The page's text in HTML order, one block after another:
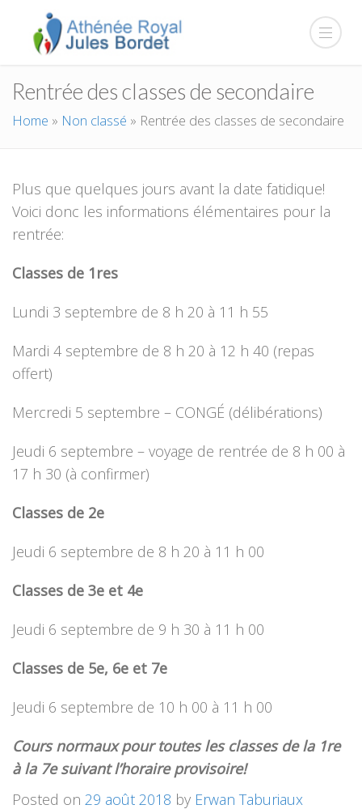
Rentrée des classes de secondaire
Home » Non classé » Rentrée des classes de secondaire
Plus que quelques jours avant la date fatidique!
Voici donc les informations élémentaires pour la
rentrée:
Classes de 1res
Lundi 3 septembre de 8 h 20 à 11 h 55
Mardi 4 septembre de 8 h 20 à 12 h 40 (repas
offert)
Mercredi 5 septembre – CONGÉ (délibérations)
Jeudi 6 septembre – voyage de rentrée de 8 h 00 à
17 h 30 (à confirmer)
Classes de 2e
Jeudi 6 septembre de 8 h 20 à 11 h 00
Classes de 3e et 4e
Jeudi 6 septembre de 9 h 30 à 11 h 00
Classes de 5e, 6e et 7e
Jeudi 6 septembre de 10 h 00 à 11 h 00
Cours normaux pour toutes les classes de la 1re
à la 7e suivant l’horaire provisoire!
Posted on 29 août 2018 by Erwan Taburiaux